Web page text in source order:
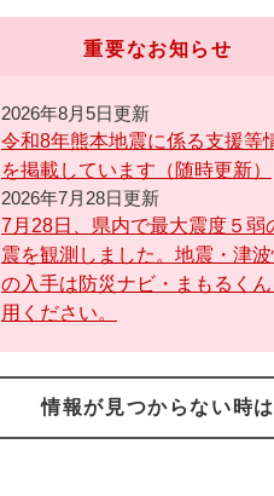
重要なお知らせ
2026年8月5日更新
令和8年熊本地震に係る支援等
を掲載しています（随時更新）
2026年7月28日更新
7月28日、県内で最大震度５弱
震を観測しました。地震・津波
の入手は防災ナビ・まもるく
用ください。
情報が見つからない時は